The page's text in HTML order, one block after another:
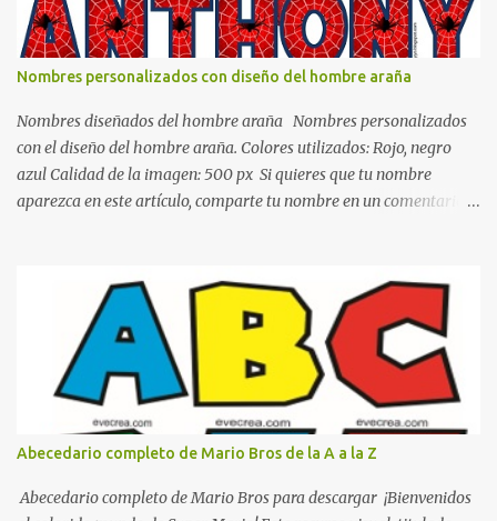
blanco es ideal para lograr el relax total, es un color que va con
todo y además es color bastante limpio que te dará esa sensación
de calidez. Los colores terra son excelentes para usar en el
dormitorio nos brinda esa sensación de tranquilidad y confort. El
color gris es un color muy relajante y por lo tanto entra en la lista
de colo...
Nombres personalizados con diseño del hombre araña
Nombres diseñados del hombre araña Nombres personalizados
con el diseño del hombre araña. Colores utilizados: Rojo, negro
azul Calidad de la imagen: 500 px Si quieres que tu nombre
aparezca en este artículo, comparte tu nombre en un comentario y
decorar el dormitorio con pósters Cama con diseño de ring de
boxeo Ideas para decoraciones de fiestas infantiles Cosas bonitas
que se pueden hacer con gomas de coche
Abecedario completo de Mario Bros de la A a la Z
Abecedario completo de Mario Bros para descargar ¡Bienvenidos